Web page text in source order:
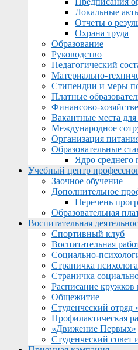
Локальные
Отчеты о
Охрана труда
Образование
Руководство
Педагогический
Материально-
Стипендии и меры
Платные
Финансово-
Вакантные места
Международное
Организация
Образовательные
Ядро среднего
Учебный центр
Заочное обучение
Дополнительное
Перечень
Образовательная
Воспитательная
Спортивный клуб
Воспитательная
Социально-
Страничка психолога
Страничка
Расписание кружков
Общежитие
Студенческий отряд
Профилактическая
«Движение Первых»
Студенческий совет